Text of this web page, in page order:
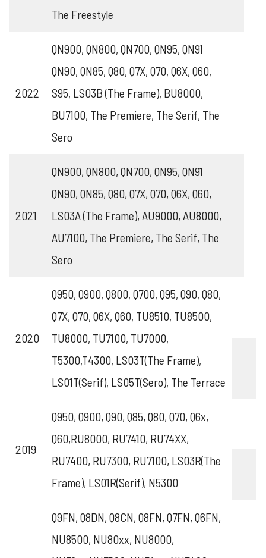
The Freestyle
2022
QN900, QN800, QN700, QN95, QN91
QN90, QN85, Q80, Q7X, Q70, Q6X, Q60,
S95, LS03B (The Frame), BU8000,
BU7100, The Premiere, The Serif, The
Sero
2021
QN900, QN800, QN700, QN95, QN91
QN90, QN85, Q80, Q7X, Q70, Q6X, Q60,
LS03A (The Frame), AU9000, AU8000,
AU7100, The Premiere, The Serif, The
Sero
2020
Q950, Q900, Q800, Q700, Q95, Q90, Q80,
Q7X, Q70, Q6X, Q60, TU8510, TU8500,
TU8000, TU7100, TU7000,
T5300,T4300, LS03T(The Frame),
LS01T(Serif), LS05T(Sero), The Terrace
2019
Q950, Q900, Q90, Q85, Q80, Q70, Q6x,
Q60,RU8000, RU7410, RU74XX,
RU7400, RU7300, RU7100, LS03R(The
Frame), LS01R(Serif), N5300
Q9FN, Q8DN, Q8CN, Q8FN, Q7FN, Q6FN,
NU8500, NU80xx, NU8000,